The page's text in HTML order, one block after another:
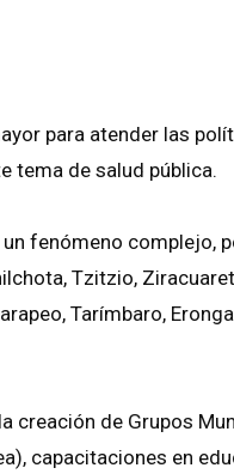
para atender las
tema de salud pública.
fenómeno complejo,
Tzitzio,
Tarímbaro,
creación de Grupos
capacitaciones en